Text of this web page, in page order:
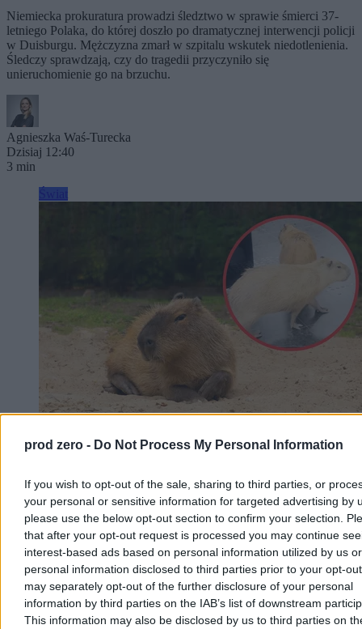
prod zero - Do Not Process My Personal Information
If you wish to opt-out of the sale, sharing to third parties, or
your personal or sensitive information for targeted advertising by
please use the below opt-out section to confirm your selection.
that after your opt-out request is processed you may continue
interest-based ads based on personal information utilized by us or
personal information disclosed to third parties prior to your opt-
may separately opt-out of the further disclosure of your personal
information by third parties on the IAB’s list of downstream
This information may also be disclosed by us to third parties on
Niemiecka prokuratura prowadzi śledztwo w sprawie śmierci 37-
letniego Polaka, do której doszło po dramatycznej interwencji policji
w Duisburgu. Mężczyzna zmarł w szpitalu wskutek niedotlenienia.
Śledczy sprawdzają, czy do tragedii przyczyniło się
unieruchomienie go na brzuchu.
Agnieszka Waś-Turecka
Dzisiaj 12:40
3 min
Kapibary przyszły z wizytą. Zaskakujące
Zaskakująca sytuacja w brazylijskim stanie Mato Grosso. Tuż przed
rozpoczęciem obrad przez drzwi frontowe lokalnego parlamentu ze
spokojem wkroczyły dwie kapibary. Największe gryzonie świata
bez pośpiechu zwiedziły recepcję, nie przejmując się obecnością
ludzi.
Agnieszka Waś-Turecka